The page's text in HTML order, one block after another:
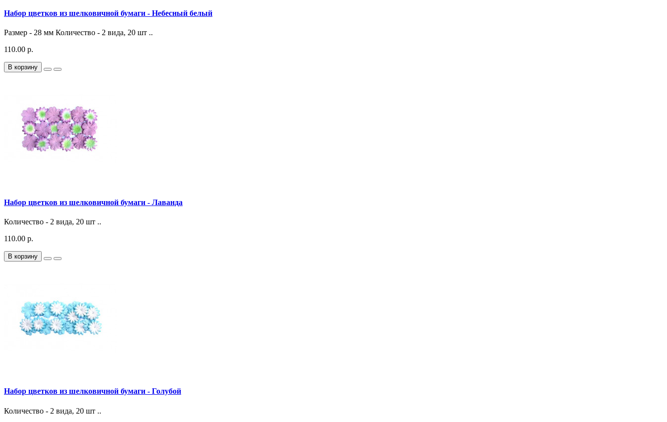
Набор цветков из шелковичной бумаги - Небесный белый
Размер - 28 мм Количество - 2 вида, 20 шт ..
110.00 р.
В корзину
Набор цветков из шелковичной бумаги - Лаванда
Количество - 2 вида, 20 шт ..
110.00 р.
В корзину
Набор цветков из шелковичной бумаги - Голубой
Количество - 2 вида, 20 шт ..